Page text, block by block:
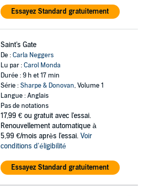
Essayez Standard gratuitement
Saint's Gate
De :Carla Neggers
Lu par :Carol Monda
Durée : 9 h et 17 min
Série :Sharpe & Donovan, Volume 1
Langue : Anglais
Pas de notations
17,99 € ou gratuit avec l'essai.
Renouvellement automatique à
5,99 €/mois après l'essai. Voir
conditions d'éligibilité
Essayez Standard gratuitement